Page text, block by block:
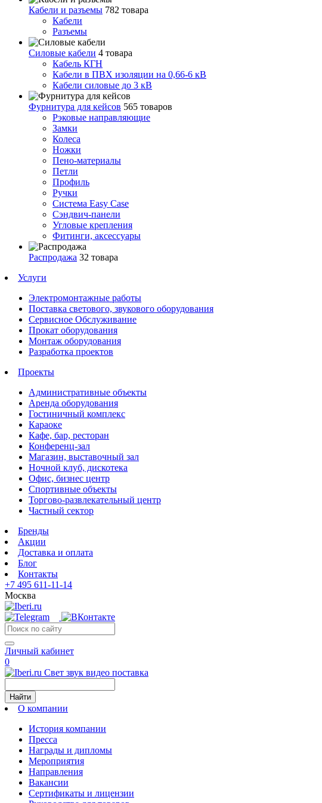
Кабели и разъемы 782 товара
Кабели
Разъемы
Силовые кабели 4 товара
Кабель КГН
Кабели в ПВХ изоляции на 0,66-6 кВ
Кабели силовые до 3 кВ
Фурнитура для кейсов 565 товаров
Рэковые направляющие
Замки
Колеса
Ножки
Пено-материалы
Петли
Профиль
Ручки
Система Easy Case
Сэндвич-панели
Угловые крепления
Фитинги, аксессуары
Распродажа 32 товара
Услуги
Электромонтажные работы
Поставка светового, звукового оборудования
Сервисное Обслуживание
Прокат оборудования
Монтаж оборудования
Разработка проектов
Проекты
Административные объекты
Аренда оборудования
Гостиничный комплекс
Караоке
Кафе, бар, ресторан
Конференц-зал
Магазин, выставочный зал
Ночной клуб, дискотека
Офис, бизнес центр
Спортивные объекты
Торгово-развлекательный центр
Частный сектор
Бренды
Акции
Доставка и оплата
Блог
Контакты
+7 495 611-11-14
Москва
Личный кабинет
0
Свет звук видео поставка
Найти
О компании
История компании
Пресса
Награды и дипломы
Мероприятия
Направления
Вакансии
Сертификаты и лицензии